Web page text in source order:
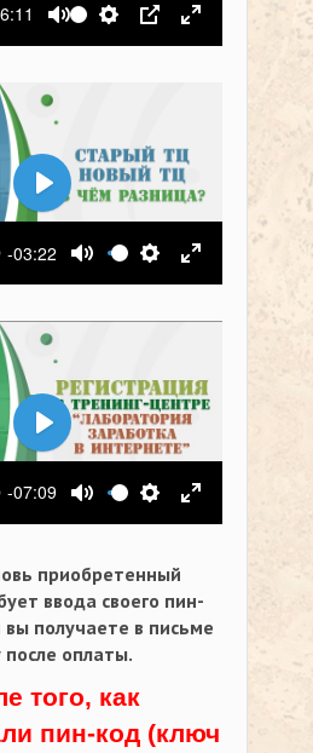
Выключить звук
Настройки
PIP На весь
-03:22
Выключить звук
Настройки
На весь
Воспроизвести
-07:09
Выключить звук
Настройки
На весь
Воспроизвести
приобретенный
ввода своего пин-
получаете в письме
после оплаты.
того, как
пин-код (ключ